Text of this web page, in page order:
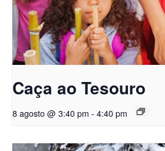
Caça ao Tesouro
8 agosto @ 3:40 pm - 4:40 pm